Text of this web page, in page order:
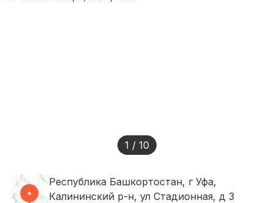
1 / 10
Республика Башкортостан, г Уфа,
Калининский р-н, ул Стадионная, д 3